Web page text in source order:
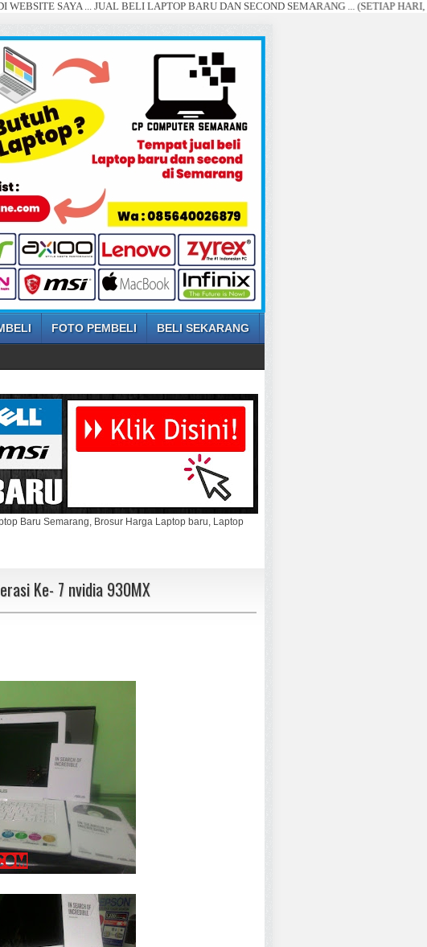
... JUAL BELI LAPTOP BARU DAN SECOND SEMARANG ... (SETIAP HARI, DI BELI
FOTO PEMBELI BELI SEKARANG
Baru Semarang, Brosur Harga Laptop baru, Laptop
Ke- 7 nvidia 930MX